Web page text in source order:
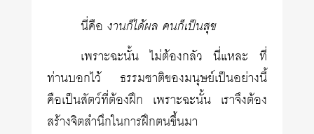
นี่คืองานก็ได้ผล คนก็เป็นสุข
เพราะฉะนั้น ไม่ต้องกลัว นี่แหละ ที่
ท่านบอกไว้ ธรรมชาติของมนุษย์เป็นอย่างนี้
คือเป็นสัตว์ที่ต้องฝึก เพราะฉะนั้น เราจึงต้อง
สร้างจิตสำนึกในการฝึกตนขึ้นมา